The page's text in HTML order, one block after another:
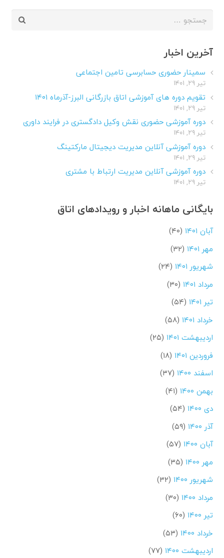
جستجو
آخرین اخبار
سمینار حضوری حسابرسی تامین اجتماعی
تیر ۲۹, ۱۴۰۱
تقویم دوره های آموزشی اتاق بازرگانی البرز-آذرماه ۱۴۰۱
تیر ۲۹, ۱۴۰۱
دوره آموزشی حضوری نقش وکیل دادگستری در فرایند داوری
تیر ۲۹, ۱۴۰۱
دوره آموزشی آنلاین مدیریت دیجیتال مارکتینگ
تیر ۲۹, ۱۴۰۱
دوره آموزشی آنلاین مدیریت ارتباط با مشتری
تیر ۲۹, ۱۴۰۱
بایگانی ماهانه اخبار و رویدادهای اتاق
آبان ۱۴۰۱
(۴۰)
مهر ۱۴۰۱
(۳۲)
شهریور ۱۴۰۱
(۲۴)
مرداد ۱۴۰۱
(۳۰)
تیر ۱۴۰۱
(۵۴)
خرداد ۱۴۰۱
(۵۸)
اردیبهشت ۱۴۰۱
(۲۵)
فروردین ۱۴۰۱
(۱۸)
اسفند ۱۴۰۰
(۳۷)
بهمن ۱۴۰۰
(۴۱)
دی ۱۴۰۰
(۵۴)
آذر ۱۴۰۰
(۵۹)
آبان ۱۴۰۰
(۵۷)
مهر ۱۴۰۰
(۳۵)
شهریور ۱۴۰۰
(۳۲)
مرداد ۱۴۰۰
(۳۰)
تیر ۱۴۰۰
(۶۰)
خرداد ۱۴۰۰
(۵۳)
اردیبهشت ۱۴۰۰
(۷۷)